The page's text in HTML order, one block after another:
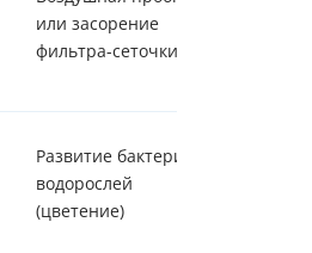
или засорение
фильтра-сеточки
Развитие бактерий/
водорослей
(цветение)